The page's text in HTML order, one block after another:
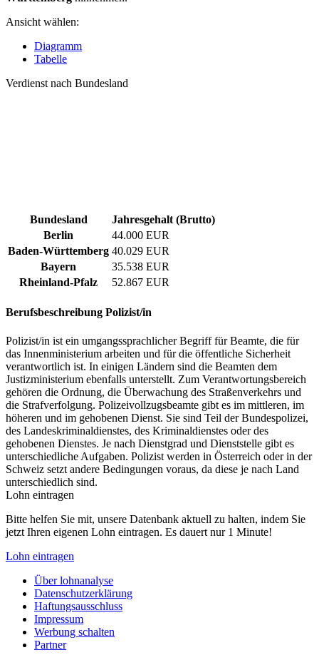
Ansicht wählen:
Diagramm
Tabelle
Verdienst nach Bundesland
Bundesland
Jahresgehalt (Brutto)
Berlin
44.000 EUR
Baden-Württemberg 40.029 EUR
Bayern
35.538 EUR
Rheinland-Pfalz
52.867 EUR
Berufsbeschreibung Polizist/in
Polizist/in ist ein umgangssprachlicher Begriff für Beamte, die für
das Innenministerium arbeiten und für die öffentliche Sicherheit
verantwortlich ist. In einigen Ländern sind die Beamten dem
Justizministerium ebenfalls unterstellt. Zum Verantwortungsbereich
gehören die Ordnung, die Überwachung des Straßenverkehrs und
die Strafverfolgung. Polizeivollzugsbeamte gibt es im mittleren, im
höheren und im gehobenen Dienst. Sie sind Teil der Bundespolizei,
des Landeskriminaldienstes, des Kriminaldienstes oder des
gehobenen Dienstes. Je nach Dienstgrad und Dienststelle gibt es
unterschiedliche Aufgaben. Polizist werden in Österreich oder in der
Schweiz setzt andere Bedingungen voraus, da diese je nach Land
unterschiedlich sind.
Lohn eintragen
Bitte helfen Sie mit, unsere Datenbank aktuell zu halten, indem Sie
jetzt Ihren eigenen Lohn eintragen. Es dauert nur 1 Minute!
Lohn eintragen
Über lohnanalyse
Datenschutzerklärung
Haftungsausschluss
Impressum
Werbung schalten
Partner